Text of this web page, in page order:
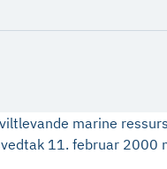
marine
11. februar 2000